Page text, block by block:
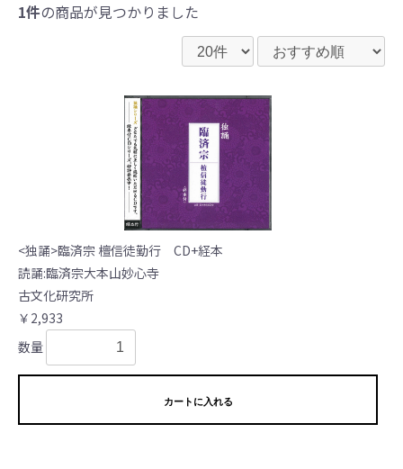
1件の商品が見つかりました
<独誦>臨済宗 檀信徒勤行 CD+経本
読誦:臨済宗大本山妙心寺
古文化研究所
￥2,933
数量
カートに入れる